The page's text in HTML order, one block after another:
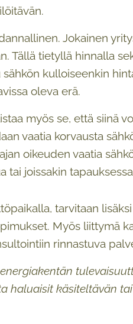
Jokainen
Tällä tietyllä hinnalla
kulloiseenkin
oleva erä.
myös se, että siinä
vaatia korvausta
oikeuden vaatia
joissakin
tarvitaan
Myös liittymä
rinnastuva
haluaisit käsiteltävän